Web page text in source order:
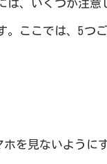
は、いくつか注意
。ここでは、5つ
ホを見ないように